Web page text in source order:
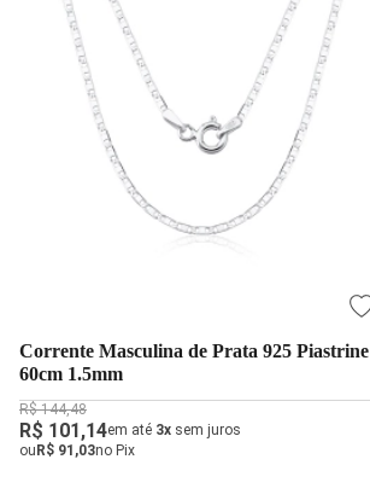
Corrente Masculina de Prata 925 Piastrine
60cm 1.5mm
R$ 144,48
R$ 101,14em até 3x sem juros
ouR$ 91,03no Pix